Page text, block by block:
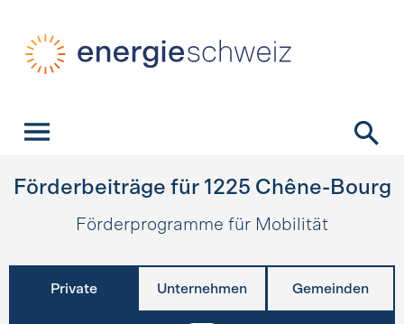
Förderbeiträge für 1225 Chêne-Bourg
Förderprogramme für Mobilität
Private Unternehmen Gemeinden